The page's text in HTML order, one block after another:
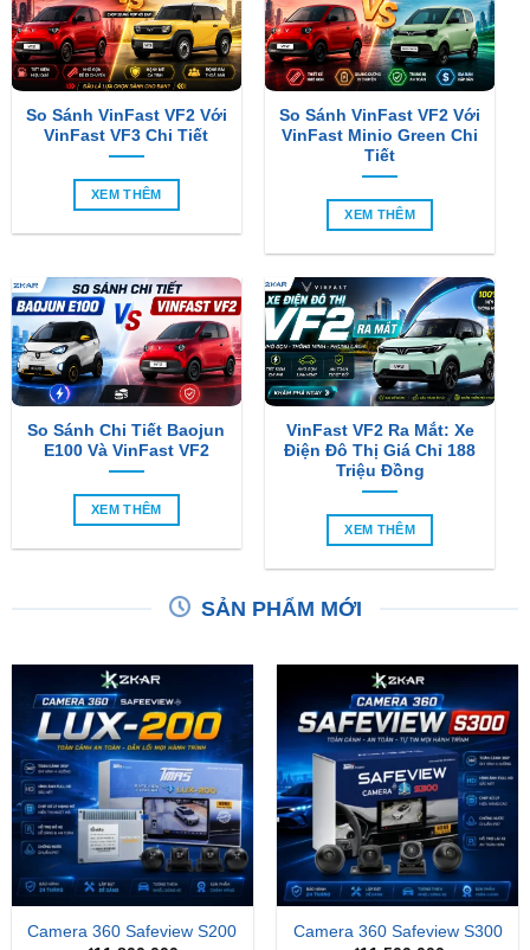
So Sánh VinFast VF2 Với
VinFast VF3 Chi Tiết
XEM THÊM
So Sánh VinFast VF2 Với
VinFast Minio Green Chi
Tiết
XEM THÊM
So Sánh Chi Tiết Baojun
E100 Và VinFast VF2
XEM THÊM
VinFast VF2 Ra Mắt: Xe
Điện Đô Thị Giá Chỉ 188
Triệu Đồng
XEM THÊM
SẢN PHẨM MỚI
Camera 360 Safeview S200
Camera 360 Safeview S300